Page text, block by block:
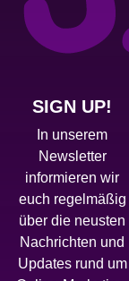
SIGN UP!
In unserem
Newsletter
informieren wir
euch regelmäßig
über die neusten
Nachrichten und
Updates rund um